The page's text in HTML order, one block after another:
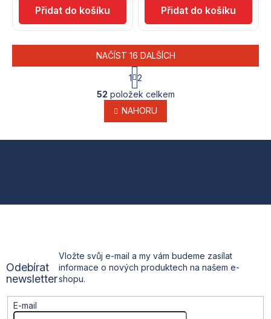
O
v
l
á
v
p
i
u
NAČÍST 16 DALŠÍCH
S
t
r
á
n
k
v
1 2
52 položek celkem
NAHORU
p
Odebírat
newsletter
Vložte svůj e-mail a my vám budeme zasílat
informace o nových produktech na našem e-
shopu.
E-mail